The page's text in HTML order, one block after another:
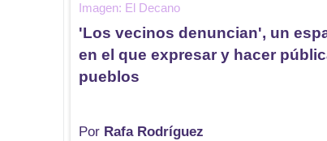
Imagen: El Decano
'Los vecinos denuncian', un
en el que expresar y hacer
pueblos
Por Rafa Rodríguez